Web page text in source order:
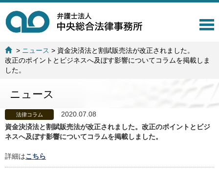
T
l
a
> ニュース > 資金決済法と割賦販売法が改正されました。
改正のポイントとビジネスへ及ぼす影響についてコラムを掲載しま
した。
ニュース
法律コラム
2020.07.08
資金決済法と割賦販売法が改正されました。改正のポイントとビジ
ネスへ及ぼす影響についてコラムを掲載しました。
詳細はこちら